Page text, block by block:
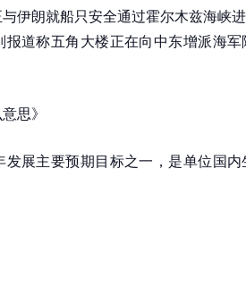
伊朗就船只安全通过霍尔木兹海峡
报道称五角大楼正在向中东增派海
思》
展主要预期目标之一，是单位国